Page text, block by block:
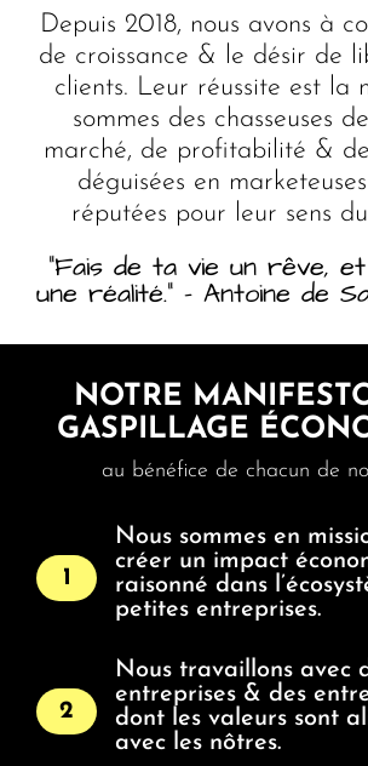
Depuis 2018, nous avons à
de croissance & le désir de
clients. Leur réussite est la
sommes des chasseuses
marché, de profitabilité &
déguisées en
réputées pour leur sens
“Fais de ta vie un rêve,
une réalité." - Antoine de
NOTRE
GASPILLAGE
au bénéfice de chacun de
1
Nous sommes en
créer un impact
raisonné dans
petites entreprises.
2
Nous travaillons avec
entreprises & des
dont les valeurs sont
avec les nôtres.